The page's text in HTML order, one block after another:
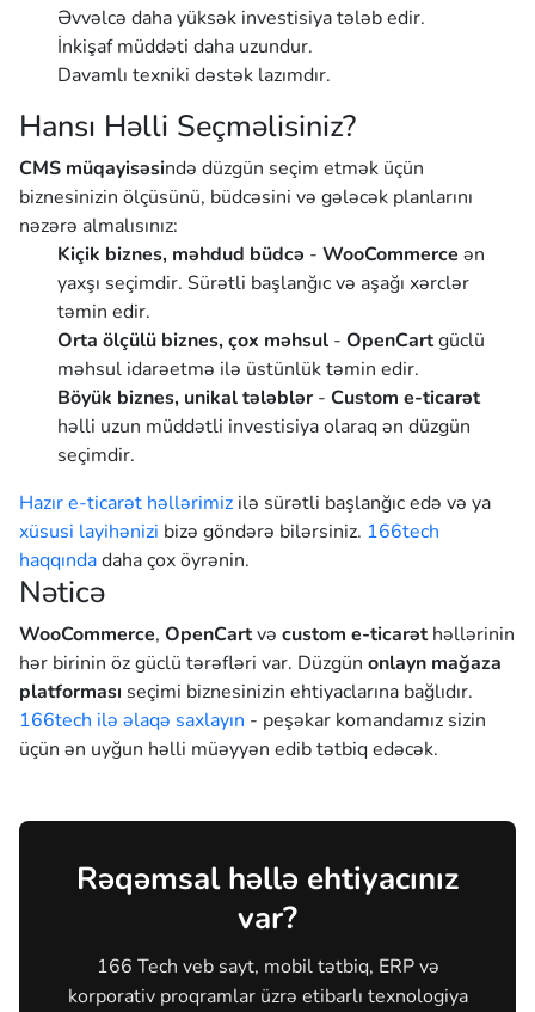
Əvvəlcə daha yüksək investisiya tələb edir.
İnkişaf müddəti daha uzundur.
Davamlı texniki dəstək lazımdır.
Hansı Həlli Seçməlisiniz?
CMS müqayisəsində düzgün seçim etmək üçün
biznesinizin ölçüsünü, büdcəsini və gələcək planlarını
nəzərə almalısınız:
Kiçik biznes, məhdud büdcə - WooCommerce ən
yaxşı seçimdir. Sürətli başlanğıc və aşağı xərclər
təmin edir.
Orta ölçülü biznes, çox məhsul - OpenCartgüclü
məhsul idarəetmə ilə üstünlük təmin edir.
Böyük biznes, unikal tələblər - Custom e-ticarət
həlli uzun müddətli investisiya olaraq ən düzgün
seçimdir.
Hazır e-ticarət həllərimiz ilə sürətli başlanğıc edə və ya
xüsusi layihənizi bizə göndərə bilərsiniz. 166tech
haqqındadaha çox öyrənin.
Nəticə
WooCommerce, OpenCartvə custom e-ticarəthəllərinin
hər birinin öz güclü tərəfləri var. Düzgün onlayn mağaza
platforması seçimi biznesinizin ehtiyaclarına bağlıdır.
166tech ilə əlaqə saxlayın - peşəkar komandamız sizin
üçün ən uyğun həlli müəyyən edib tətbiq edəcək.
Rəqəmsal həllə ehtiyacınız
var?
166 Tech veb sayt, mobil tətbiq, ERP və
korporativ proqramlar üzrə etibarlı texnologiya